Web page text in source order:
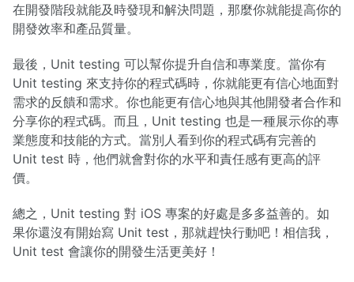
在開發階段就能及時發現和解決問題，那麼你就能提高你的
開發效率和產品質量。
最後，Unit testing 可以幫你提升自信和專業度。當你有
Unit testing 來支持你的程式碼時，你就能更有信心地面對
需求的反饋和需求。你也能更有信心地與其他開發者合作和
分享你的程式碼。而且，Unit testing 也是一種展示你的專
業態度和技能的方式。當別人看到你的程式碼有完善的
Unit test 時，他們就會對你的水平和責任感有更高的評
價。
總之，Unit testing 對 iOS 專案的好處是多多益善的。如
果你還沒有開始寫 Unit test，那就趕快行動吧！相信我，
Unit test 會讓你的開發生活更美好！